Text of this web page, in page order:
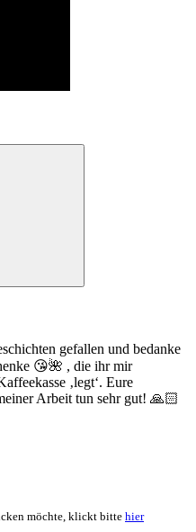
gefallen und bedanke
😘🌺 , die ihr mir
‚legt‘. Eure
Arbeit tun sehr gut! 🙏🏻
möchte, klickt bitte hier